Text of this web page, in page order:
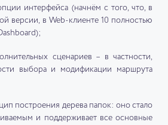
интерфейса (начнём с того, что, в
версии, в Web-клиенте 10 полностью
сценариев – в частности,
выбора и модификации маршрута
построения дерева папок: оно стало
и поддерживает все основные